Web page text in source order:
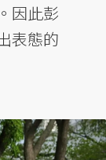
因此彭
表態的